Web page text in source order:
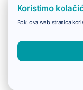
Koristimo
Bok, ova web stranica